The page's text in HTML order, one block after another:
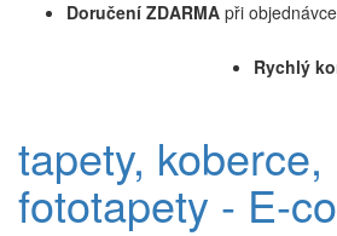
Doručení ZDARMA při
Rychlý
tapety, koberce,
fototapety - E-